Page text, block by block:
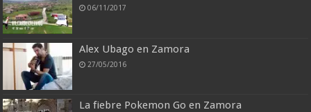
06/11/2017
Alex Ubago en Zamora
27/05/2016
La fiebre Pokemon Go en Zamora